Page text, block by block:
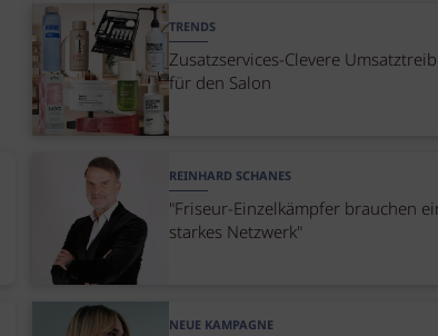
TRENDS
Zusatzservices-Clevere
für den Salon
REINHARD SCHANES
"Friseur-Einzelkämpfer brauchen
starkes Netzwerk"
NEUE KAMPAGNE